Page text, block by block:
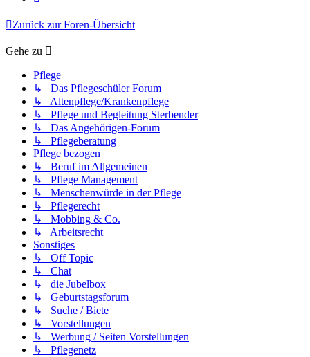
Zurück zur Foren-Übersicht
Gehe zu
Pflege
↳ Das Pflegeschüler Forum
↳ Altenpflege/Krankenpflege
↳ Pflege und Begleitung Sterbender
↳ Das Angehörigen-Forum
↳ Pflegeberatung
Pflege bezogen
↳ Beruf im Allgemeinen
↳ Pflege Management
↳ Menschenwürde in der Pflege
↳ Pflegerecht
↳ Mobbing & Co.
↳ Arbeitsrecht
Sonstiges
↳ Off Topic
↳ Chat
↳ die Jubelbox
↳ Geburtstagsforum
↳ Suche / Biete
↳ Vorstellungen
↳ Werbung / Seiten Vorstellungen
↳ Pflegenetz